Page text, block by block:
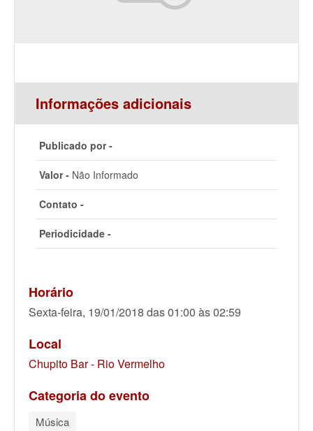
Informações adicionais
Publicado por -
Valor - Não Informado
Contato -
Periodicidade -
Horário
Sexta-feira, 19/01/2018 das 01:00 às 02:59
Local
Chupito Bar - Rio Vermelho
Categoria do evento
Música